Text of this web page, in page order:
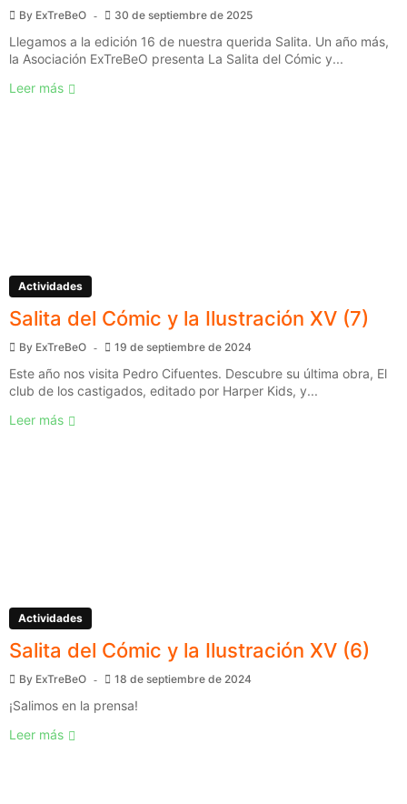
By ExTreBeO 30 de septiembre de 2025
Llegamos a la edición 16 de nuestra querida Salita. Un año más,
la Asociación ExTreBeO presenta La Salita del Cómic y...
Leer más
Actividades
Salita del Cómic y la Ilustración XV (7)
By ExTreBeO 19 de septiembre de 2024
Este año nos visita Pedro Cifuentes. Descubre su última obra, El
club de los castigados, editado por Harper Kids, y...
Leer más
Actividades
Salita del Cómic y la Ilustración XV (6)
By ExTreBeO 18 de septiembre de 2024
¡Salimos en la prensa!
Leer más